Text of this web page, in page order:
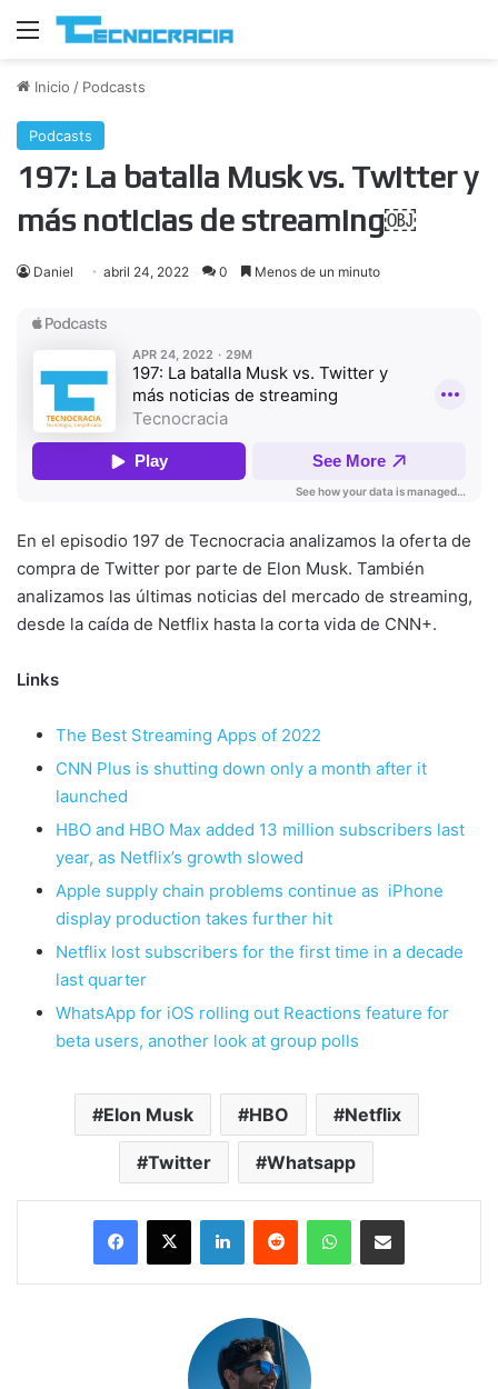
Menú
Inicio / Podcasts
Podcasts
197: La batalla Musk vs. Twitter y
más noticias de streaming￼
Daniel abril 24, 2022 0 Menos de un minuto
En el episodio 197 de Tecnocracia analizamos la oferta de
compra de Twitter por parte de Elon Musk. También
analizamos las últimas noticias del mercado de streaming,
desde la caída de Netflix hasta la corta vida de CNN+.
Links
The Best Streaming Apps of 2022
CNN Plus is shutting down only a month after it
launched
HBO and HBO Max added 13 million subscribers last
year, as Netflix’s growth slowed
Apple supply chain problems continue as iPhone
display production takes further hit
Netflix lost subscribers for the first time in a decade
last quarter
WhatsApp for iOS rolling out Reactions feature for
beta users, another look at group polls
Elon Musk HBO Netflix
Twitter Whatsapp
LinkedInReddit WhatsAppCompartir por correo electrónico